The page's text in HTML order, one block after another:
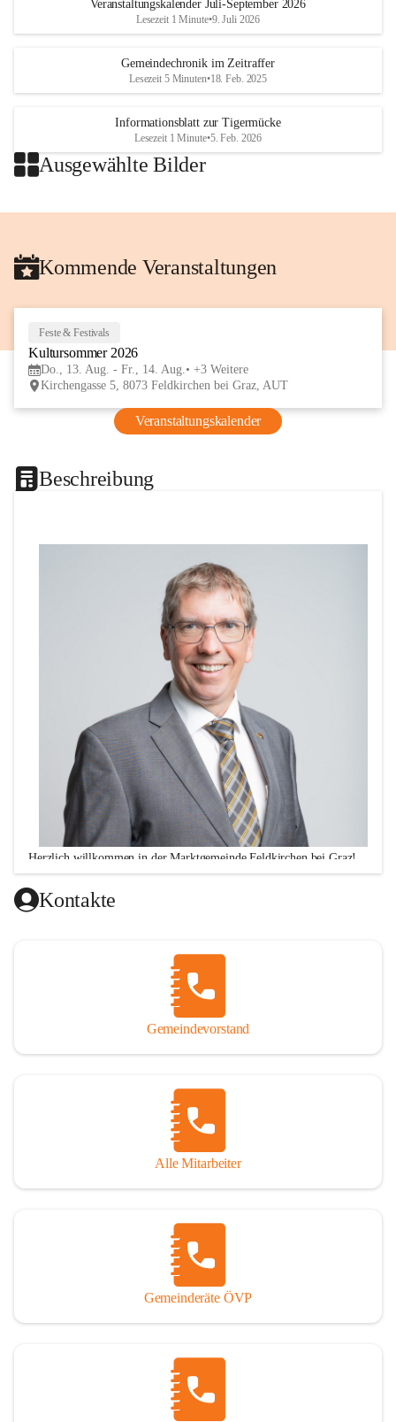
Veranstaltungskalender Juli-September 2026
Lesezeit 1 Minute•9. Juli 2026
Gemeindechronik im Zeitraffer
Lesezeit 5 Minuten•18. Feb. 2025
Informationsblatt zur Tigermücke
Lesezeit 1 Minute•5. Feb. 2026
Ausgewählte Bilder
+2
Kommende Veranstaltungen
Feste & Festivals
Kultursommer 2026
Do., 13. Aug. - Fr., 14. Aug.
+3 Weitere
Kirchengasse 5, 8073 Feldkirchen bei Graz, AUT
Veranstaltungskalender
Beschreibung
Herzlich willkommen in der Marktgemeinde Feldkirchen bei Graz!
Ich freue mich über Ihren Besuch auf unserer CITIES-Seite
und hoffe, dass wir Ihnen mit unseren Informationen zu
können. Darüber hinaus stehe ich Ihnen zu meinen
Sprechstunden, Montag von 16.00 bis 18.00 Uhr und
Donnerstag von 10.00 - 12.00 Uhr sowie nach telefonischer
Terminvereinbarung, jederzeit für persönliche Anfragen zur
Kontakte
Gemeindevorstand
Alle Mitarbeiter
Gemeinderäte ÖVP